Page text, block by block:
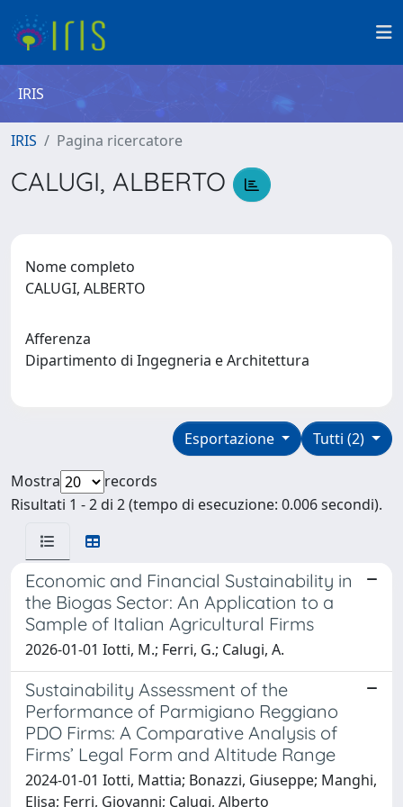
IRIS
IRIS Pagina ricercatore
CALUGI, ALBERTO
Nome completo
CALUGI, ALBERTO
Afferenza
Dipartimento di Ingegneria e Architettura
Tutti (2)
Esportazione
Mostra
records
Risultati 1 - 2 di 2 (tempo di esecuzione: 0.006 secondi).
Economic and Financial Sustainability in
the Biogas Sector: An Application to a
Sample of Italian Agricultural Firms
2026-01-01 Iotti, M.; Ferri, G.; Calugi, A.
Sustainability Assessment of the
Performance of Parmigiano Reggiano
PDO Firms: A Comparative Analysis of
Firms’ Legal Form and Altitude Range
2024-01-01 Iotti, Mattia; Bonazzi, Giuseppe; Manghi,
Elisa; Ferri, Giovanni; Calugi, Alberto